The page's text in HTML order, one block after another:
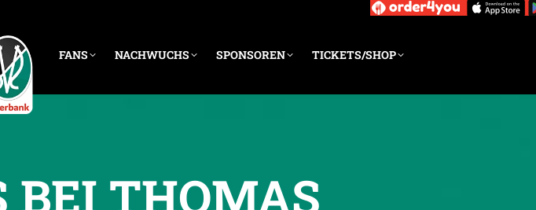
FANS NACHWUCHS SPONSOREN TICKETS/SHOP
BEI THOMAS